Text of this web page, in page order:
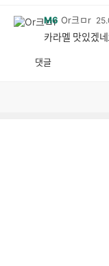
M6 Or크ㅁr
카라멜 맛있겠
댓글